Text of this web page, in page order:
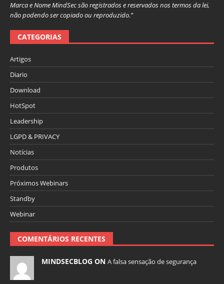
Marca e Nome MindSec são registrados e reservados nos termos da lei,
não podendo ser copiado ou reproduzido.”
CATEGORIAS
Artigos
Diario
Download
HotSpot
Leadership
LGPD & PRIVACY
Notícias
Produtos
Próximos Webinars
Standby
Webinar
COMENTÁRIOS RECENTES
MINDSECBLOG ON A falsa sensação de segurança